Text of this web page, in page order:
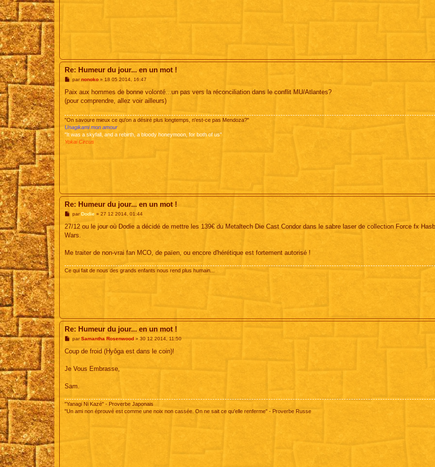
Re: Humeur du jour... en un mot !
M
s
a
par nonoko» 18 05 2014, 16:47
Paix aux hommes de bonne volonté...un pas vers la réconciliation dans le conflit MU/Atlantes?
(pour comprendre, allez voir ailleurs)
"On savoure mieux ce qu'on a désiré plus longtemps, n'est-ce pas Mendoza?"
Unagikami mon amour
"It was a skyfall, and a rebirth, a bloody honeymoon, for both of us"
Yokai Circus
Re: Humeur du jour... en un mot !
M
s
a
parDodie » 27 12 2014, 01:44
27/12 ou le jour où Dodie a décidé de mettre les 139€ du Metaltech Die Cast Condor dans le sabre laser de collection Force fx
Wars.
Me traiter de non-vrai fan MCO, de païen, ou encore d'hérétique est fortement autorisé !
Ce qui fait de nous des grands enfants nous rend plus humain...
Re: Humeur du jour... en un mot !
M
s
g
parSamantha Rosenwood» 30 12 2014, 11:50
Coup de froid (Hyôga est dans le coin)!
Je Vous Embrasse,
Sam.
"Yanagi Ni Kazé" - Proverbe Japonais
"Un ami non éprouvé est comme une noix non cassée. On ne sait ce qu'elle renferme" - Proverbe Russe